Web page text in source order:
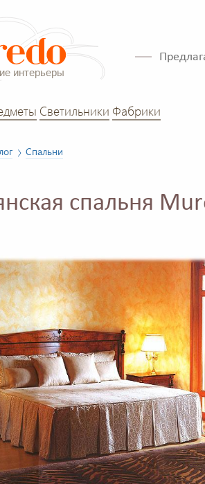
Светильники Фабрики
Спальни
спальня